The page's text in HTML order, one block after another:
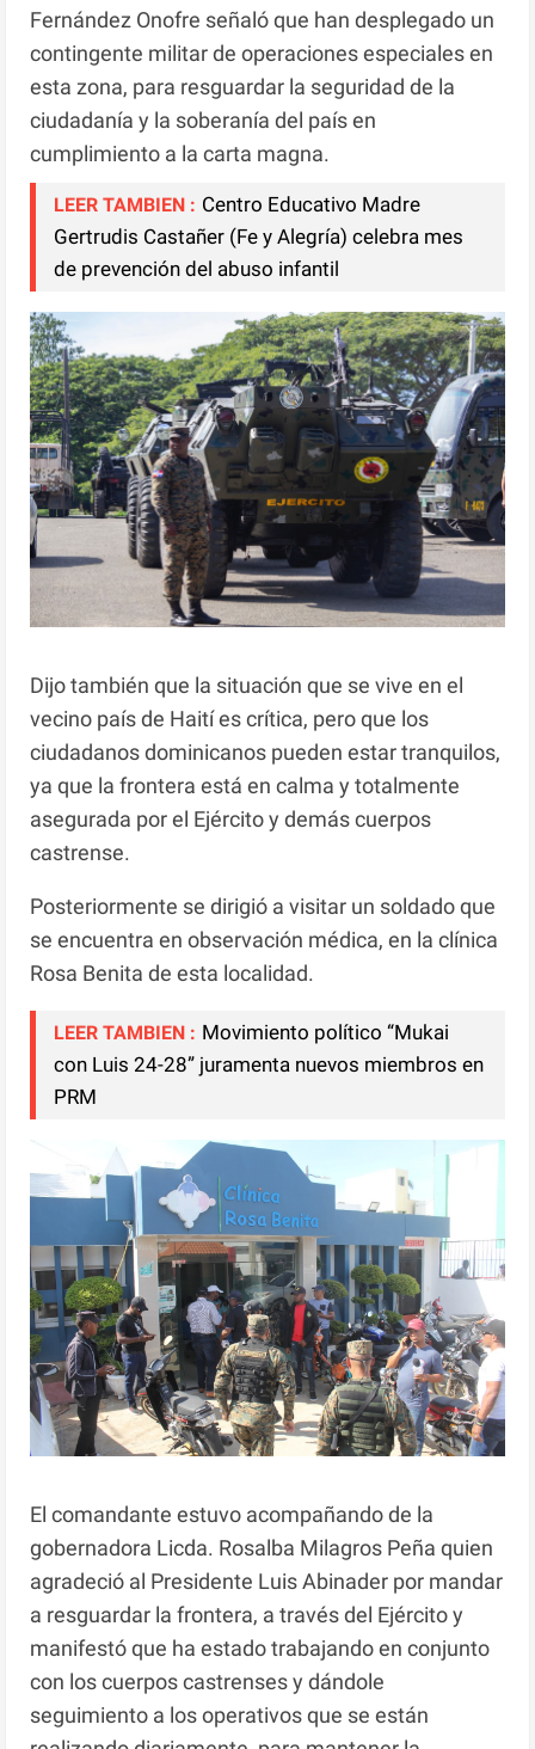
Fernández Onofre señaló que han desplegado un
contingente militar de operaciones especiales en
esta zona, para resguardar la seguridad de la
ciudadanía y la soberanía del país en
cumplimiento a la carta magna.
LEER TAMBIEN : Centro Educativo Madre
Gertrudis Castañer (Fe y Alegría) celebra mes
de prevención del abuso infantil
Dijo también que la situación que se vive en el
vecino país de Haití es crítica, pero que los
ciudadanos dominicanos pueden estar tranquilos,
ya que la frontera está en calma y totalmente
asegurada por el Ejército y demás cuerpos
castrense.
Posteriormente se dirigió a visitar un soldado que
se encuentra en observación médica, en la clínica
Rosa Benita de esta localidad.
LEER TAMBIEN : Movimiento político “Mukai
con Luis 24-28” juramenta nuevos miembros en
PRM
El comandante estuvo acompañando de la
gobernadora Licda. Rosalba Milagros Peña quien
agradeció al Presidente Luis Abinader por mandar
a resguardar la frontera, a través del Ejército y
manifestó que ha estado trabajando en conjunto
con los cuerpos castrenses y dándole
seguimiento a los operativos que se están